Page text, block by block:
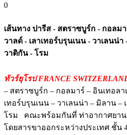
0
เส้นทาง ปารีส - สตราซบูร์ก - กอลม
วาลด์ - เลาเทอร์บรุนเนน - วาเลนน่
วาติกัน - โรม
ทัวร์ยุโรป FRANCE
– สตราซบูร์ก – กอลมาร์ – อินเทอลา
เทอร์บรุนเนน – วาเลนน่า – มิลาน –
โรม คณะพร้อมกันที่ ท่าอากาศยา
โดยสารขาออกระหว่างประเทศ ชั้น